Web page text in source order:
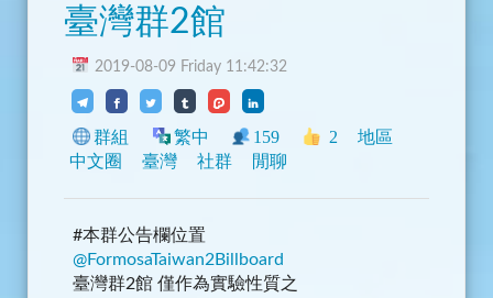
臺灣群2館
2019-08-09 Friday 11:42:32
群組 繁中 159 2
地區
中文圈
臺灣 社群 閒聊
#本群公告欄位置
@FormosaTaiwan2Billboard
臺灣群2館 僅作為實驗性質之